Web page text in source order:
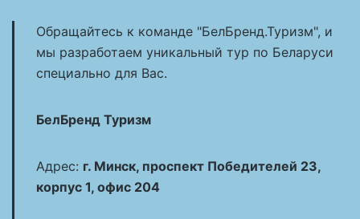
Обращайтесь к команде "БелБренд.Туризм", и
мы разработаем уникальный тур по Беларуси
специально для Вас.
БелБренд Туризм
Адрес: г. Минск, проспект Победителей 23,
корпус 1, офис 204